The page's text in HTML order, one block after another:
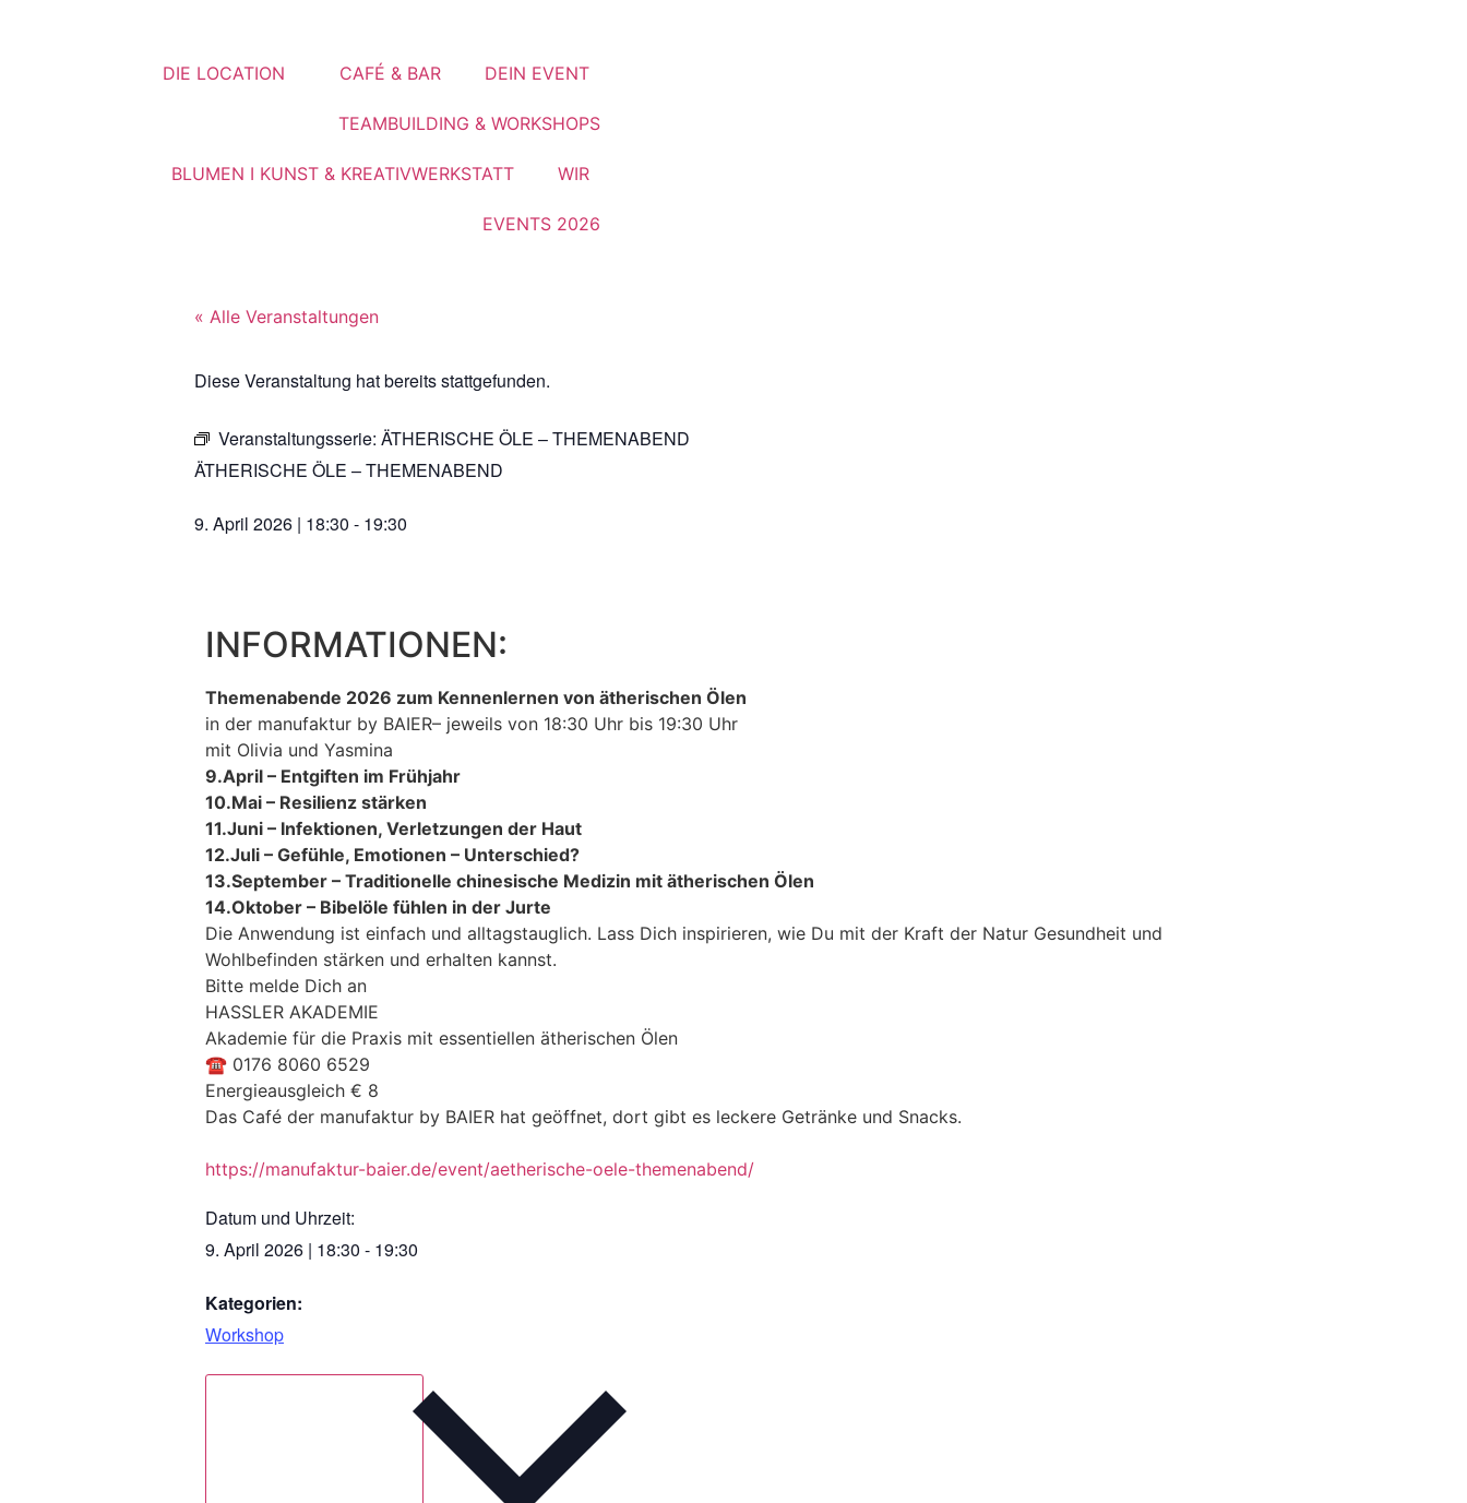
DIE LOCATION CAFÉ & BAR DEIN EVENT
TEAMBUILDING & WORKSHOPS
BLUMEN I KUNST & KREATIVWERKSTATT WIR
EVENTS 2026
« Alle Veranstaltungen
Diese Veranstaltung hat bereits stattgefunden.
Veranstaltungsserie: ÄTHERISCHE ÖLE – THEMENABEND
ÄTHERISCHE ÖLE – THEMENABEND
9. April 2026 | 18:30 - 19:30
INFORMATIONEN:
Themenabende 2026 zum Kennenlernen von ätherischen Ölen
in der manufaktur by BAIER– jeweils von 18:30 Uhr bis 19:30 Uhr
mit Olivia und Yasmina
9.April – Entgiften im Frühjahr
10.Mai – Resilienz stärken
11.Juni – Infektionen, Verletzungen der Haut
12.Juli – Gefühle, Emotionen – Unterschied?
13.September – Traditionelle chinesische Medizin mit ätherischen Ölen
14.Oktober – Bibelöle fühlen in der Jurte
Die Anwendung ist einfach und alltagstauglich. Lass Dich inspirieren, wie Du mit der Kraft der Natur Gesundheit und
Wohlbefinden stärken und erhalten kannst.
Bitte melde Dich an
HASSLER AKADEMIE
Akademie für die Praxis mit essentiellen ätherischen Ölen
☎ 0176 8060 6529
Energieausgleich € 8
Das Café der manufaktur by BAIER hat geöffnet, dort gibt es leckere Getränke und Snacks.
https://manufaktur-baier.de/event/aetherische-oele-themenabend/
Datum und Uhrzeit:
9. April 2026 | 18:30 - 19:30
Kategorien:
Workshop